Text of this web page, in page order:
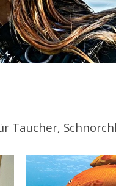
Taucher,